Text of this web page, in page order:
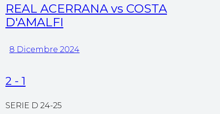
REAL ACERRANA vs COSTA
D'AMALFI
8 Dicembre 2024
2 - 1
SERIE D 24-25